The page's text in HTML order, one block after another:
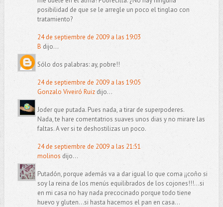
posibilidad de que se le arregle un poco el tinglao con
tratamiento?
24 de septiembre de 2009 a las 19:03
B dijo...
Sólo dos palabras: ay, pobre!!
24 de septiembre de 2009 a las 19:05
Gonzalo Viveiró Ruizdijo...
Joder que putada. Pues nada, a tirar de superpoderes.
Nada, te hare comentatrios suaves unos dias y no mirare las
faltas. A ver si te deshostilizas un poco.
24 de septiembre de 2009 a las 21:51
molinos dijo...
Putadón, porque además va a dar igual lo que coma ¡¡coño si
soy la reina de los menús equilibrados de los cojones!!!...si
en mi casa no hay nada precocinado porque todo tiene
huevo y gluten...si hasta hacemos el pan en casa...